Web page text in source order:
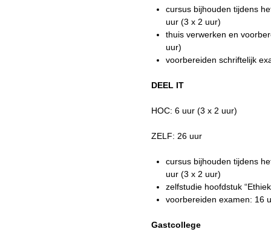
cursus bijhouden tijdens
uur (3 x 2 uur)
thuis verwerken en
uur)
voorbereiden schriftelijk
DEEL IT
HOC: 6 uur (3 x 2 uur)
ZELF: 26 uur
cursus bijhouden tijdens
uur (3 x 2 uur)
zelfstudie hoofdstuk
voorbereiden examen: 16
Gastcollege